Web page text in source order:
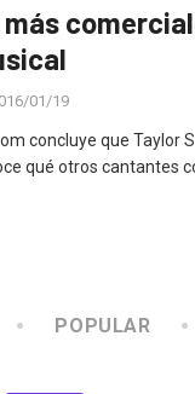
01/19
concluye que Taylor
qué otros cantantes
POPULAR